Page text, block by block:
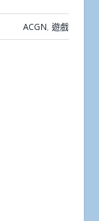
ACGN, 遊戲